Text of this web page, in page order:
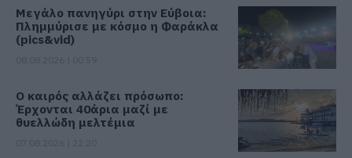
Μεγάλο πανηγύρι στην Εύβοια:
Πλημμύρισε με κόσμο η Φαράκλα
(pics&vid)
Ο καιρός αλλάζει πρόσωπο:
Έρχονται 40άρια μαζί με
θυελλώδη μελτέμια